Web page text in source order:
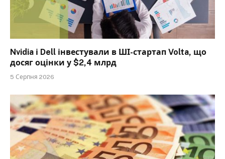
Nvidia і Dell інвестували в ШІ-стартап Volta, що
досяг оцінки у $2,4 млрд
5 Серпня 2026